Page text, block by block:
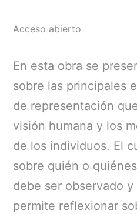
Acceso abierto
En esta obra se
sobre las principales
de representación
visión humana y los
de los individuos. El
sobre quién o
debe ser observado
permite reflexionar